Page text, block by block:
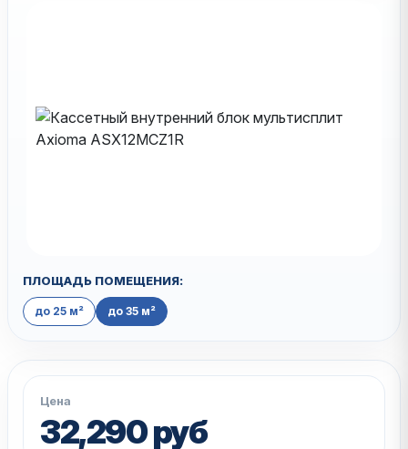
ПЛОЩАДЬ ПОМЕЩЕНИЯ:
до 25 м² до 35 м²
Цена
32,290 руб